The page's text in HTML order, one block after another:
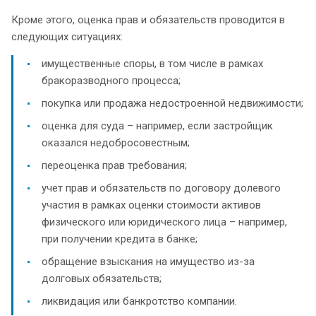
Кроме этого, оценка прав и обязательств проводится в
следующих ситуациях:
имущественные споры, в том числе в рамках
бракоразводного процесса;
покупка или продажа недостроенной недвижимости;
оценка для суда – например, если застройщик
оказался недобросовестным;
переоценка прав требования;
учет прав и обязательств по договору долевого
участия в рамках оценки стоимости активов
физического или юридического лица – например,
при получении кредита в банке;
обращение взыскания на имущество из-за
долговых обязательств;
ликвидация или банкротство компании.